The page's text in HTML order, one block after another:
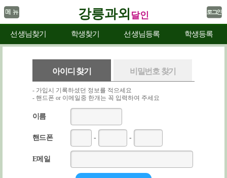
강릉과외 달인
선생님찾기 학생찾기 선생님등록 학생등록
아이디 찾기 비밀번호 찾기
- 가입시 기록하셨던 정보를 적으세요
- 핸드폰 or 이메일중 한개는 꼭 입력하여 주세요
이름
핸드폰 - -
E메일